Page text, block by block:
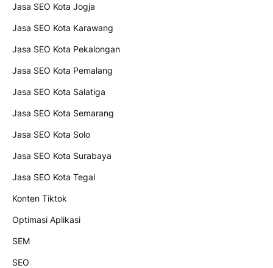
Jasa SEO Kota Jogja
Jasa SEO Kota Karawang
Jasa SEO Kota Pekalongan
Jasa SEO Kota Pemalang
Jasa SEO Kota Salatiga
Jasa SEO Kota Semarang
Jasa SEO Kota Solo
Jasa SEO Kota Surabaya
Jasa SEO Kota Tegal
Konten Tiktok
Optimasi Aplikasi
SEM
SEO